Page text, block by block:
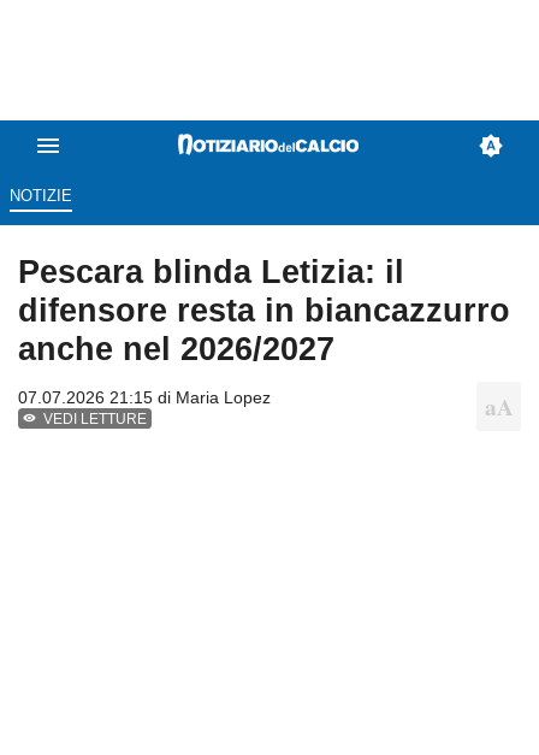
NOTIZIE
Pescara blinda Letizia: il
difensore resta in biancazzurro
anche nel 2026/2027
07.07.2026 21:15 di Maria Lopez
VEDI LETTURE